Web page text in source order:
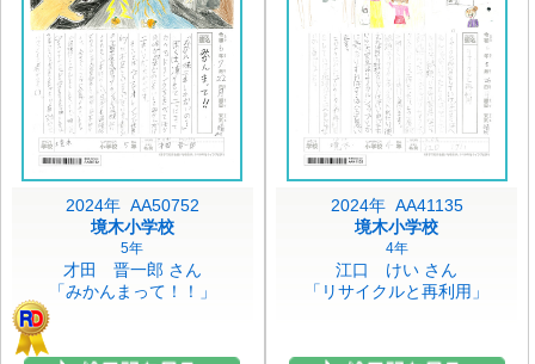
2024年 AA50752
境木小学校
5年
才田 晋一郎 さん
「みかんまって！！」
2024年 AA41135
境木小学校
4年
江口 けい さん
「リサイクルと再利用」